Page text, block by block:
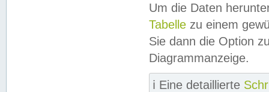
Um die Daten
Tabelle zu einem
Sie dann die Option
Diagrammanzeige.
ℹ️ Eine detaillierte